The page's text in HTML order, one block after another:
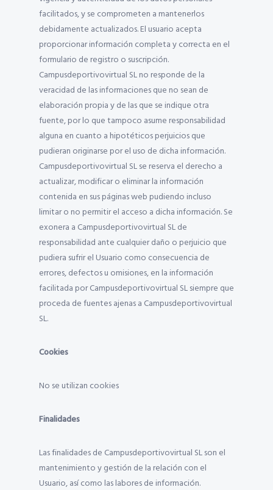
facilitados, y se comprometen a mantenerlos
debidamente actualizados. El usuario acepta
proporcionar información completa y correcta en el
formulario de registro o suscripción.
Campusdeportivovirtual SL no responde de la
veracidad de las informaciones que no sean de
elaboración propia y de las que se indique otra
fuente, por lo que tampoco asume responsabilidad
alguna en cuanto a hipotéticos perjuicios que
pudieran originarse por el uso de dicha información.
Campusdeportivovirtual SL se reserva el derecho a
actualizar, modificar o eliminar la información
contenida en sus páginas web pudiendo incluso
limitar o no permitir el acceso a dicha información. Se
exonera a Campusdeportivovirtual SL de
responsabilidad ante cualquier daño o perjuicio que
pudiera sufrir el Usuario como consecuencia de
errores, defectos u omisiones, en la información
facilitada por Campusdeportivovirtual SL siempre que
proceda de fuentes ajenas a Campusdeportivovirtual
SL.
Cookies
No se utilizan cookies
Finalidades
Las finalidades de Campusdeportivovirtual SL son el
mantenimiento y gestión de la relación con el
Usuario, así como las labores de información.